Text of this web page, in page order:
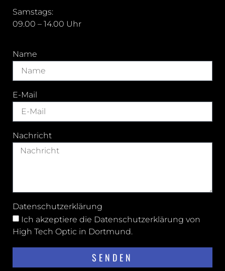
Samstags:
09.00 – 14.00 Uhr
Name
E-Mail
Nachricht
Datenschutzerklärung
Ich akzeptiere die Datenschutzerklärung von
High Tech Optic in Dortmund.
SENDEN